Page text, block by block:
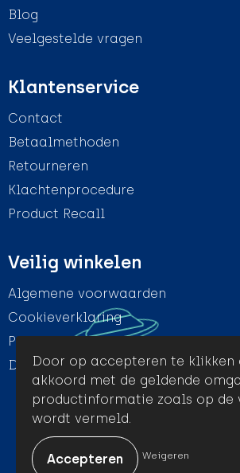
Blog
Veelgestelde vragen
Klantenservice
Contact
Betaalmethoden
Retourneren
Klachtenprocedure
Product Recall
Veilig winkelen
Algemene voorwaarden
Cookieverklaring
Privacyverklaring
Disclaimer
Door op accepteren te klikken
akkoord met de geldende
productinformatie zoals op de
wordt vermeld.
Weigeren